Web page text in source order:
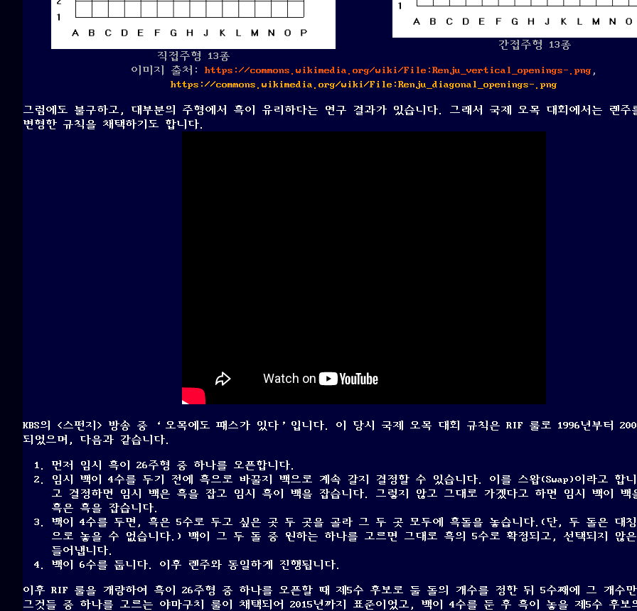
직접주형 13종
간접주형 13종
이미지 출처: https://commons.wikimedia.org/wiki/File:Renju_vertical_openings-.png ,
https://commons.wikimedia.org/wiki/File:Renju_diagonal_openings-.png
그럼에도 불구하고, 대부분의 주형에서 흑이 유리하다는 연구 결과가 있습니다. 그래서 국제 오목 대회에서는 렌주
변형한 규칙을 채택하기도 합니다.
KBS의 <스펀지> 방송 중 ‘오목에도 패스가 있다’입니다. 이 당시 국제 오목 대회 규칙은 RIF 룰로 1996년부터
되었으며, 다음과 같습니다.
먼저 임시 흑이 26주형 중 하나를 오픈합니다.
임시 백이 4수를 두기 전에 흑으로 바꿀지 백으로 계속 갈지 결정할 수 있습니다. 이를 스왑(Swap)이라고 합
고 결정하면 임시 백은 흑을 잡고 임시 흑이 백을 잡습니다. 그렇지 않고 그대로 가겠다고 하면 임시 백이 백
흑은 흑을 잡습니다.
백이 4수를 두면, 흑은 5수로 두고 싶은 곳 두 곳을 골라 그 두 곳 모두에 흑돌을 놓습니다.(단, 두 돌은 대
으로 놓을 수 없습니다.) 백이 그 두 돌 중 원하는 하나를 고르면 그대로 흑의 5수로 확정되고, 선택되지 않
들어냅니다.
백이 6수를 둡니다. 이후 렌주와 동일하게 진행됩니다.
이후 RIF 룰을 개량하여 흑이 26주형 중 하나를 오픈할 때 제5수 후보로 둘 돌의 개수를 정한 뒤 5수째에 그 개수만
그것들 중 하나를 고르는 야마구치 룰이 채택되어 2015년까지 표준이었고, 백이 4수를 둔 후 흑이 놓을 제5수 후보